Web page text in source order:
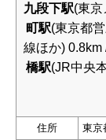
九段下駅(東
町駅(東京都
線ほか) 0.8km
橋駅(JR中央
住所
東京